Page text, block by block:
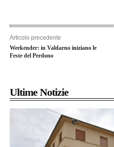
Articolo precedente
Weekender: in Valdarno iniziano le
Feste del Perdono
Ultime Notizie